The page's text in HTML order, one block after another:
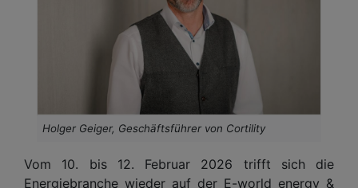
Holger Geiger, Geschäftsführer von Cortility
Vom 10. bis 12. Februar 2026 trifft sich die
Energiebranche wieder auf der E-world energy &